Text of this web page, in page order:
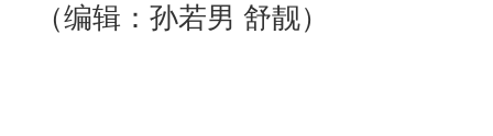
（编辑：孙若男 舒靓）